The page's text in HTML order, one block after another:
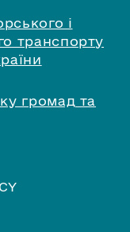
і
транспорту
громад та